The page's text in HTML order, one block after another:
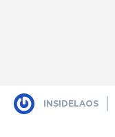
INSIDELAOS